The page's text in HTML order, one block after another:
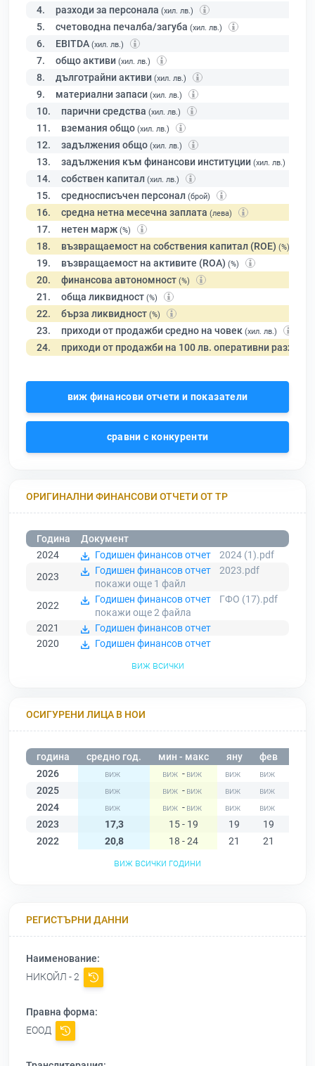
4. разходи за персонала (хил. лв.)
5. счетоводна печалба/загуба (хил. лв.)
6. EBITDA (хил. лв.)
7. общо активи (хил. лв.)
8. дълготрайни активи (хил. лв.)
9. материални запаси (хил. лв.)
10. парични средства (хил. лв.)
11. вземания общо (хил. лв.)
12. задължения общо (хил. лв.)
13. задължения към финансови институции (хил. лв.)
14. собствен капитал (хил. лв.)
15. средносписъчен персонал (брой)
16. средна нетна месечна заплата (лева)
17. нетен марж (%)
18. възвращаемост на собствения капитал (ROE) (%)
19. възвращаемост на активите (ROA) (%)
20. финансова автономност (%)
21. обща ликвидност (%)
22. бърза ликвидност (%)
23. приходи от продажби средно на човек (хил. лв.)
24. приходи от продажби на 100 лв. оперативни разходи
виж финансови отчети и показатели
сравни с конкуренти
ОРИГИНАЛНИ ФИНАНСОВИ ОТЧЕТИ ОТ ТР
Година
Документ
2024
Годишен финансов отчет
2024 (1).pdf
2023
Годишен финансов отчет
2023.pdf
покажи още 1 файл
2022
Годишен финансов отчет
ГФО (17).pdf
покажи още 2файла
2021
Годишен финансов отчет
2020
Годишен финансов отчет
виж всички
ОСИГУРЕНИ ЛИЦА В НОИ
година средно год. мин - макс яну фев
2026
-
2025
-
2024
-
2023
17,3 15 - 19 19 19
2022
20,8 18 - 24 21 21
виж всички години
РЕГИСТЪРНИ ДАННИ
Наименование:
НИКОЙЛ - 2
Правна форма:
ЕООД